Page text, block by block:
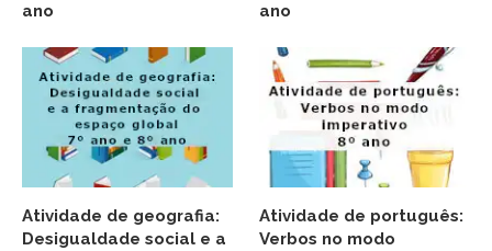
ano
ano
Atividade de geografia:
Desigualdade social e a
Atividade de português:
Verbos no modo